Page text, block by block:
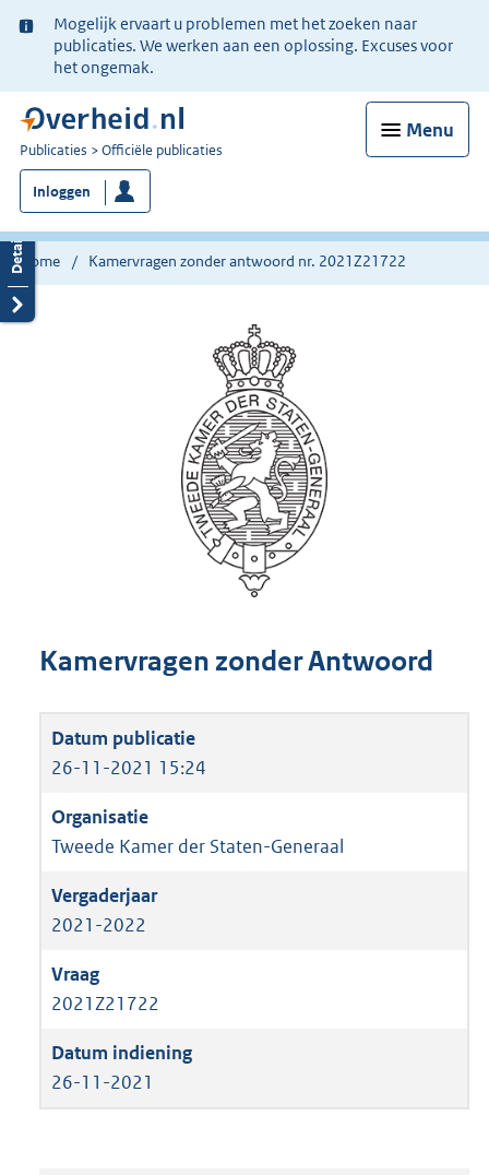
Ter
informatie:
Mogelijk ervaart u problemen met het zoeken naar
publicaties. We werken aan een oplossing. Excuses voor
het ongemak.
Menu
U
bent
nu
hier:
Publicaties Officiële publicaties
Inloggen
Home Kamervragen zonder antwoord nr. 2021Z21722
Kamervragen zonder Antwoord
26-11-2021 15:24
Tweede Kamer der Staten-Generaal
2021-2022
2021Z21722
26-11-2021